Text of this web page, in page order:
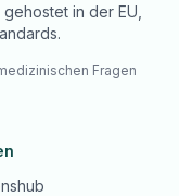
in der EU,
Fragen